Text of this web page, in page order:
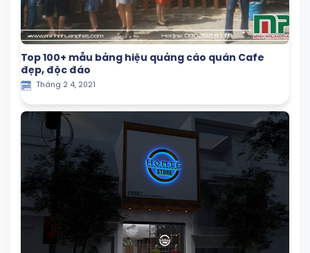
Top 100+ mẫu bảng hiệu quảng cáo quán Cafe
đẹp, độc đáo
Tháng 2 4, 2021